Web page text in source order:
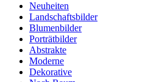
Neuheiten
Landschaftsbilder
Blumenbilder
Porträtbilder
Abstrakte
Moderne
Dekorative